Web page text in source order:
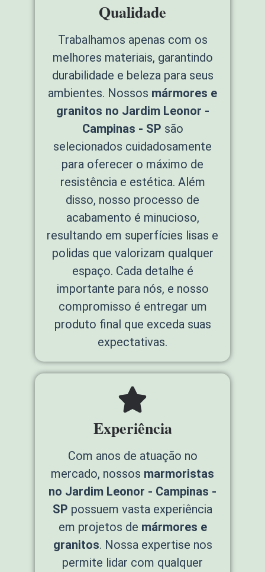
Qualidade
Trabalhamos apenas com os
melhores materiais, garantindo
durabilidade e beleza para seus
ambientes. Nossos mármores e
granitos no Jardim Leonor -
Campinas - SP são
selecionados cuidadosamente
para oferecer o máximo de
resistência e estética. Além
disso, nosso processo de
acabamento é minucioso,
resultando em superfícies lisas e
polidas que valorizam qualquer
espaço. Cada detalhe é
importante para nós, e nosso
compromisso é entregar um
produto final que exceda suas
expectativas.
Experiência
Com anos de atuação no
mercado, nossos marmoristas
no Jardim Leonor - Campinas -
SP possuem vasta experiência
em projetos de mármores e
granitos. Nossa expertise nos
permite lidar com qualquer